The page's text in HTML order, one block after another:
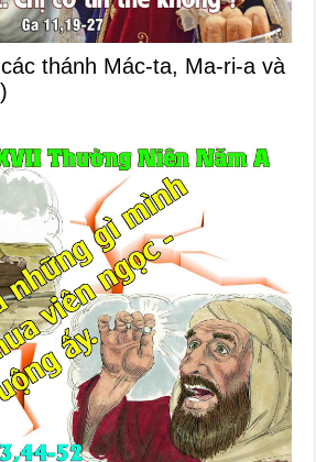
thánh Mác-ta, Ma-ri-a và